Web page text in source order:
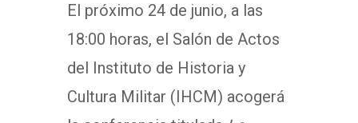
El próximo 24 de junio, a las
18:00 horas, el Salón de Actos
del Instituto de Historia y
Cultura Militar (IHCM) acogerá